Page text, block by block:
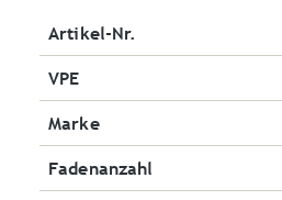
Artikel-Nr.
VPE
Marke
Fadenanzahl